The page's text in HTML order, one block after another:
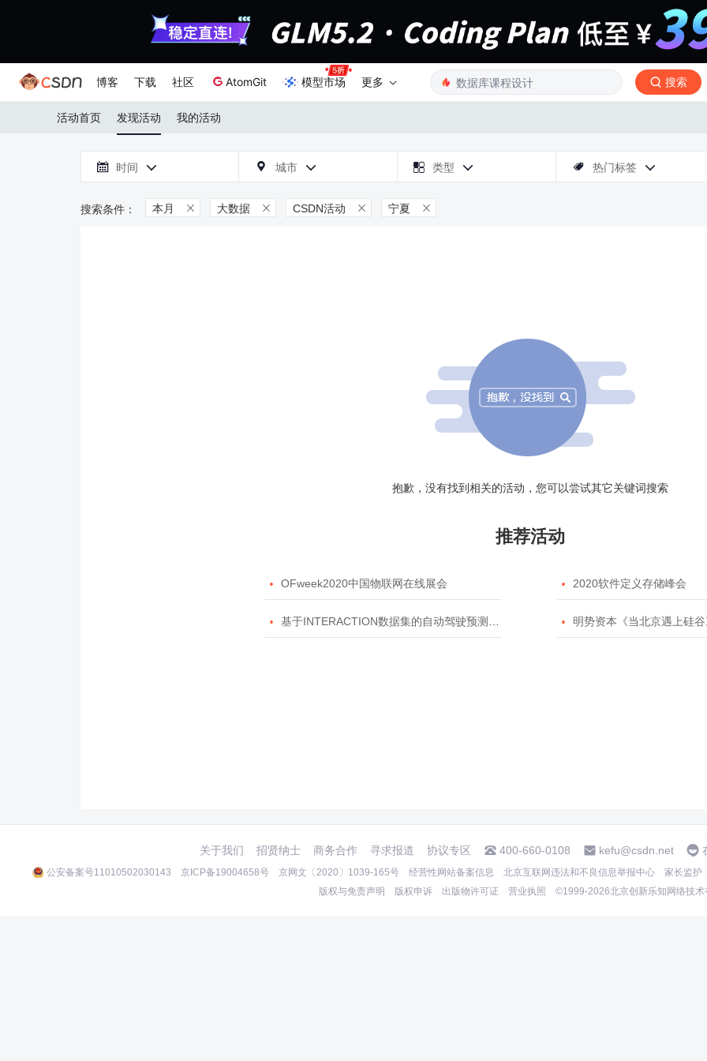
博客 下载 社区 AtomGit 模型市场 更多 搜索
活动首页 发现活动 我的活动
 时间   城市   类型   热门标签 
本月  大数据  CSDN活动  宁夏 
抱歉，没有找到相关的活动，您可以尝试其它关键词搜索
推荐活动
 OFweek2020中国物联网在线展会  2020软件定义存储峰会
 基于INTERACTION数据集的自动驾驶预测模型挑战赛  明势资本《当北京遇上硅谷》系列
关于我们 招贤纳士 商务合作 寻求报道 协议专区 400-660-0108 kefu@csdn.net
公安备案号11010502030143 京ICP备19004658号 京网文〔2020〕1039-165号 经营性网站备案信息 北京互联网违法和不良信息举报中心 家长监护
版权与免责声明
版权申诉 出版物许可证 营业执照 ©1999-2026北京创新乐知网络技术